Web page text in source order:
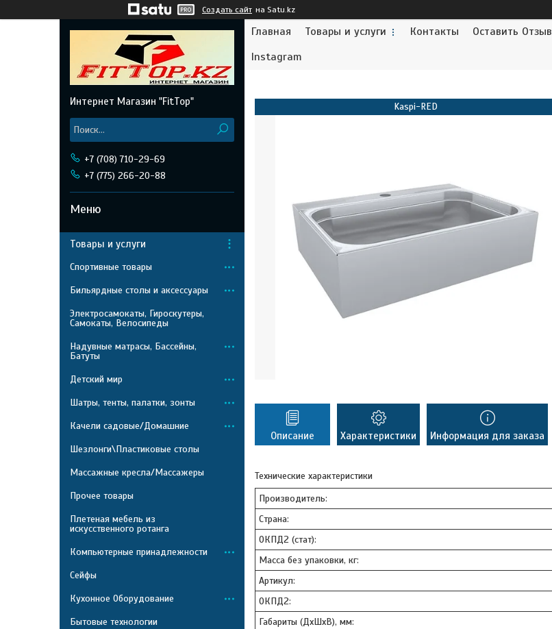
Создать сайт на Satu.kz
Главная Товары и услуги Контакты Оставить Отзыв
Instagram
Kaspi-RED
Описание Характеристики Информация для заказа
Технические характеристики
Производитель:
Страна:
ОКПД2 (стат):
Масса без упаковки, кг:
Артикул:
ОКПД2:
Габариты (ДхШхВ), мм:
Интернет Магазин "FitTop"
+7 (708) 710-29-69
+7 (775) 266-20-88
Товары и услуги
Спортивные товары
Бильярдные столы и аксессуары
Электросамокаты, Гироскутеры,
Самокаты, Велосипеды
Надувные матрасы, Бассейны,
Батуты
Детский мир
Шатры, тенты, палатки, зонты
Качели садовые/Домашние
Шезлонги\Пластиковые столы
Массажные кресла/Массажеры
Прочее товары
Плетеная мебель из
искусственного ротанга
Компьютерные принадлежности
Сейфы
Кухонное Оборудование
Бытовые технологии